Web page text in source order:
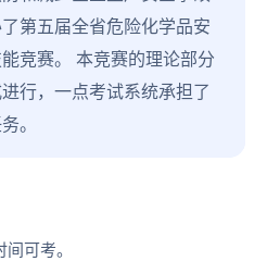
第五届全省危险化学品安
竞赛。 本竞赛的理论部分
行，一点考试系统承担了
。
可考。